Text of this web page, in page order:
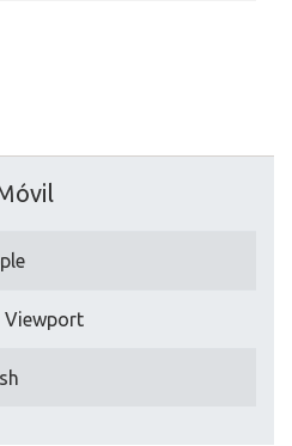
Viewport